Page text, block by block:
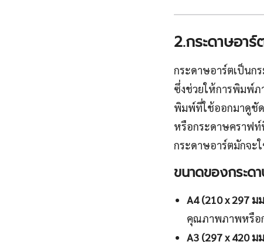
2.กระดาษอาร์
กระดาษอาร์ตเป็นก
ซึ่งช่วยให้การพิมพ์ภ
พิมพ์ที่ใช้ออกมาดูชัด
หรือกระดาษคราฟท์
กระดาษอาร์ตมักจะ
ขนาดของกระด
A4 (210 x 297 ม
คุณภาพภาพหรือก
A3 (297 x 420 ม